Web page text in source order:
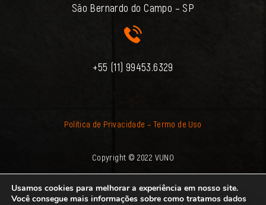
São Bernardo do Campo – SP
+55 (11) 99453.6329
Política de Privacidade – Termo de Uso
Copyright © 2022 VUNO
Vuno consultoria e serviços de marketing Ltda
Usamos cookies para melhorar a experiência em nosso site.
Você consegue mais informações sobre como tratamos dados